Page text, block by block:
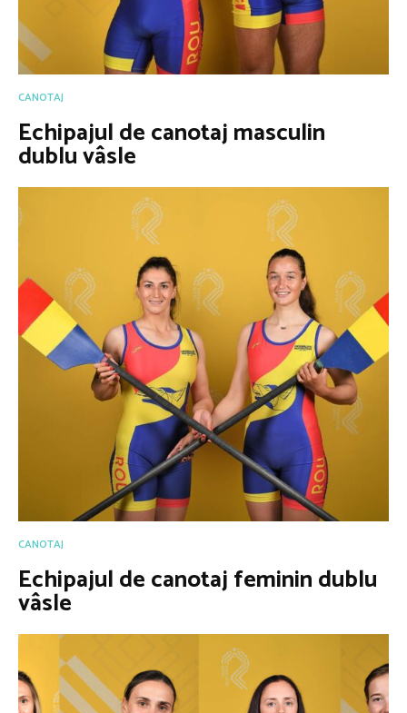
CANOTAJ
Echipajul de canotaj masculin
dublu vâsle
CANOTAJ
Echipajul de canotaj feminin dublu
vâsle